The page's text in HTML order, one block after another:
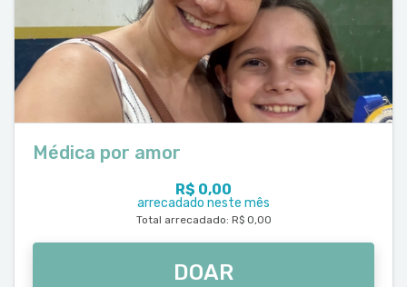
Médica por amor
R$ 0,00
arrecadado neste mês
Total arrecadado: R$ 0,00
DOAR